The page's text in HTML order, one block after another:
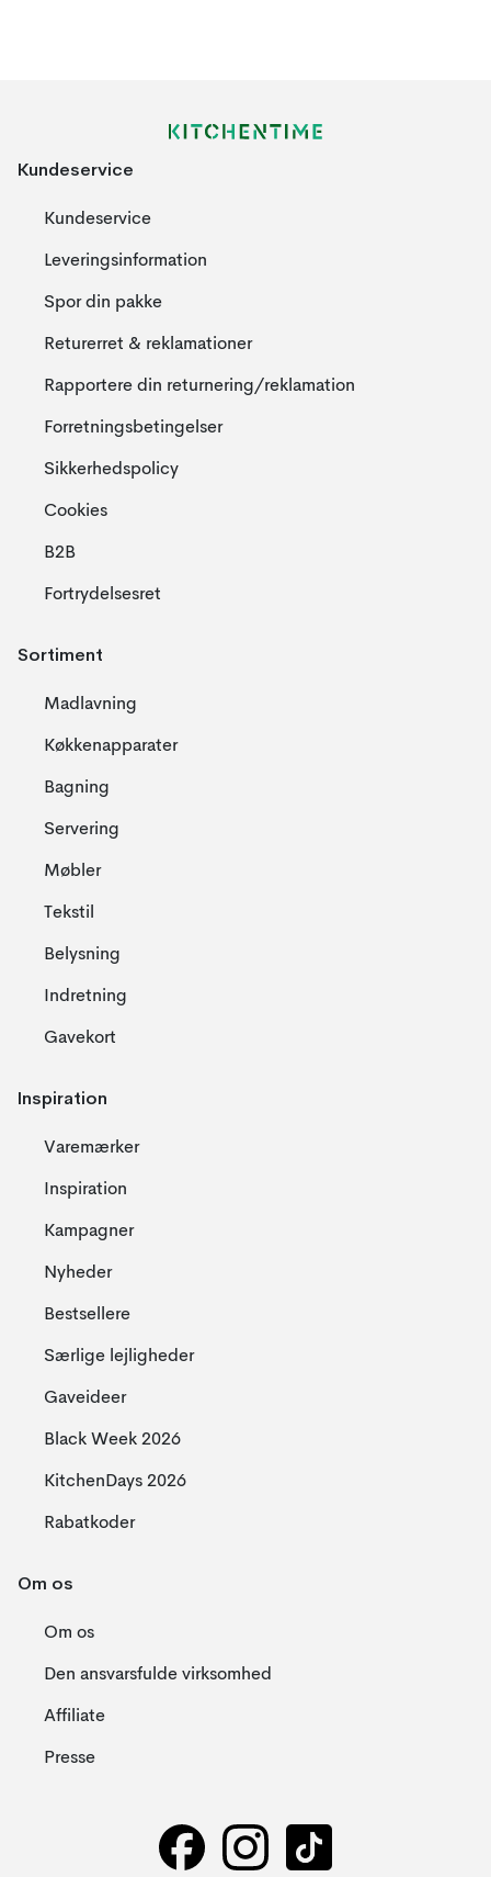
Kundeservice
Kundeservice
Leveringsinformation
Spor din pakke
Returerret & reklamationer
Rapportere din returnering/reklamation
Forretningsbetingelser
Sikkerhedspolicy
Cookies
B2B
Fortrydelsesret
Sortiment
Madlavning
Køkkenapparater
Bagning
Servering
Møbler
Tekstil
Belysning
Indretning
Gavekort
Inspiration
Varemærker
Inspiration
Kampagner
Nyheder
Bestsellere
Særlige lejligheder
Gaveideer
Black Week 2026
KitchenDays 2026
Rabatkoder
Om os
Om os
Den ansvarsfulde virksomhed
Affiliate
Presse